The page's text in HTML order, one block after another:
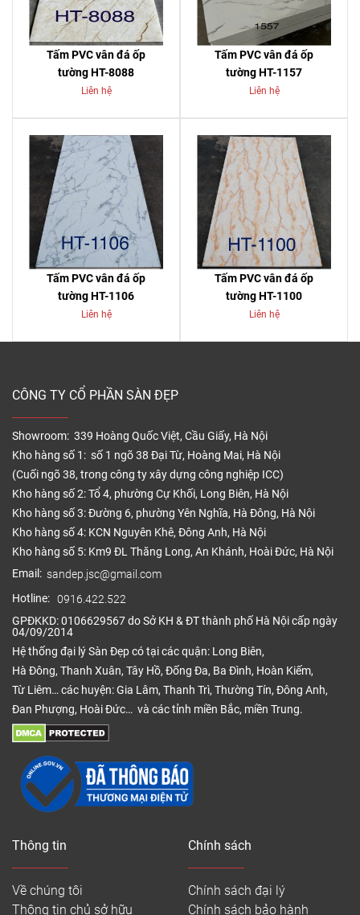
Tấm PVC vân đá ốp
tường HT-8088
Liên hệ
Tấm PVC vân đá ốp
tường HT-1157
Liên hệ
Tấm PVC vân đá ốp
tường HT-1106
Liên hệ
Tấm PVC vân đá ốp
tường HT-1100
Liên hệ
CÔNG TY CỔ PHẦN SÀN ĐẸP
Showroom: 339 Hoàng Quốc Việt, Cầu Giấy, Hà Nội
Kho hàng số 1: số 1 ngõ 38 Đại Từ, Hoàng Mai, Hà Nội
(Cuối ngõ 38, trong công ty xây dựng công nghiệp ICC)
Kho hàng số 2: Tổ 4, phường Cự Khối, Long Biên, Hà Nội
Kho hàng số 3: Đường 6, phường Yên Nghĩa, Hà Đông, Hà Nội
Kho hàng số 4: KCN Nguyên Khê, Đông Anh, Hà Nội
Kho hàng số 5: Km9 ĐL Thăng Long, An Khánh, Hoài Đức, Hà Nội
Email: sandep.jsc@gmail.com
Hotline: 0916.422.522
GPĐKKD: 0106629567 do Sở KH & ĐT thành phố Hà Nội cấp ngày
04/09/2014
Hệ thống đại lý Sàn Đẹp có tại các quận: Long Biên,
Hà Đông, Thanh Xuân, Tây Hồ, Đống Đa, Ba Đình, Hoàn Kiếm,
Từ Liêm… các huyện: Gia Lâm, Thanh Trì, Thường Tín, Đông Anh,
Đan Phượng, Hoài Đức… và các tỉnh miền Bắc, miền Trung.
Thông tin
Về chúng tôi
Thông tin chủ sở hữu
Chính sách
Chính sách đại lý
Chính sách bảo hành